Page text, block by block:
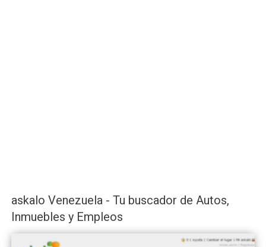
askalo Venezuela - Tu buscador de Autos,
Inmuebles y Empleos